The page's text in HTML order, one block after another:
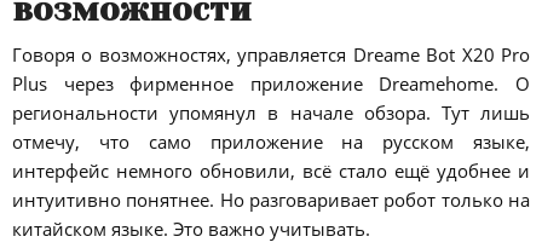
возможности
Говоря о возможностях, управляется Dreame Bot X20 Pro
Plus через фирменное приложение Dreamehome. О
региональности упомянул в начале обзора. Тут лишь
отмечу, что само приложение на русском языке,
интерфейс немного обновили, всё стало ещё удобнее и
интуитивно понятнее. Но разговаривает робот только на
китайском языке. Это важно учитывать.